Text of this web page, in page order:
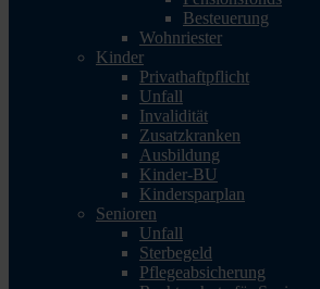
Besteuerung
Wohnriester
Kinder
Privathaftpflicht
Unfall
Invalidität
Zusatzkranken
Ausbildung
Kinder-BU
Kindersparplan
Senioren
Unfall
Sterbegeld
Pflegeabsicherung